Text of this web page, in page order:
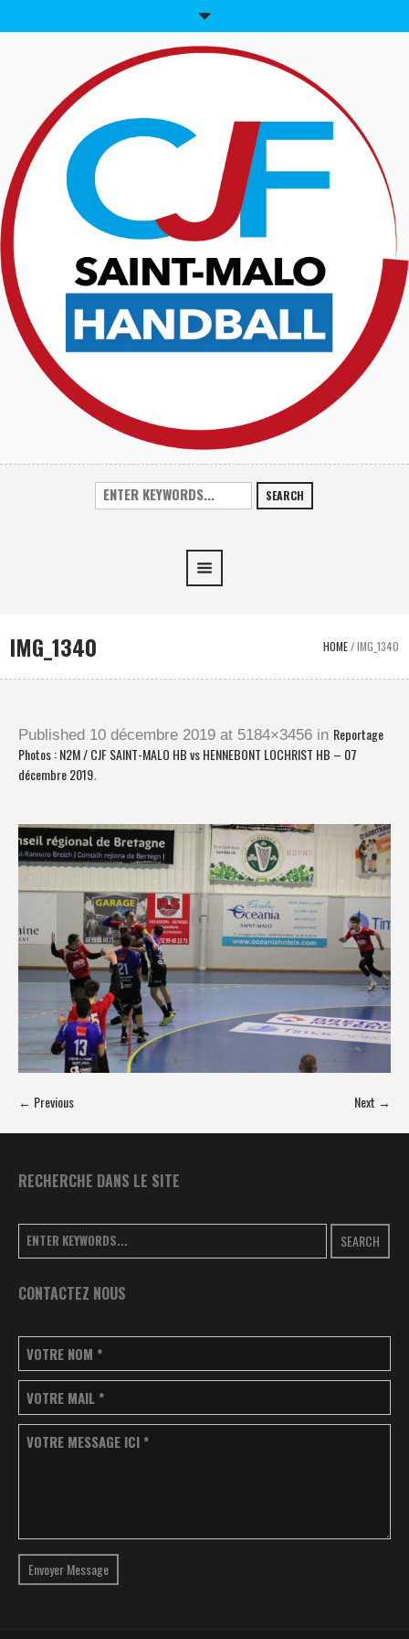
SEARCH
IMG_1340 HOME/IMG_1340
Published 10 décembre 2019 at 5184×3456 in Reportage
Photos : N2M / CJF SAINT-MALO HB vs HENNEBONT LOCHRIST HB – 07
décembre 2019.
← Previous Next →
RECHERCHE DANS LE SITE
SEARCH
CONTACTEZ NOUS
VOTRE NOM *
VOTRE MAIL *
VOTRE MESSAGE ICI *
Envoyer Message